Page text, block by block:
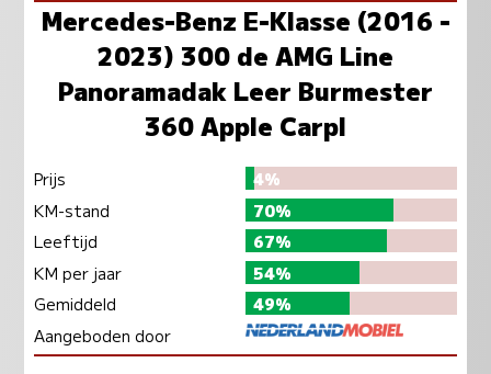
Mercedes-Benz E-Klasse (2016 -
2023) 300 de AMG Line
Panoramadak Leer Burmester
360 Apple Carpl
Prijs
4%
KM-stand
70%
Leeftijd
67%
KM per jaar
54%
Gemiddeld
49%
Aangeboden door